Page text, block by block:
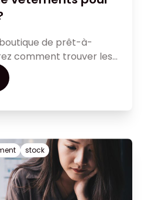
de prêt-à-
comment trouver les
adaptés à
stock